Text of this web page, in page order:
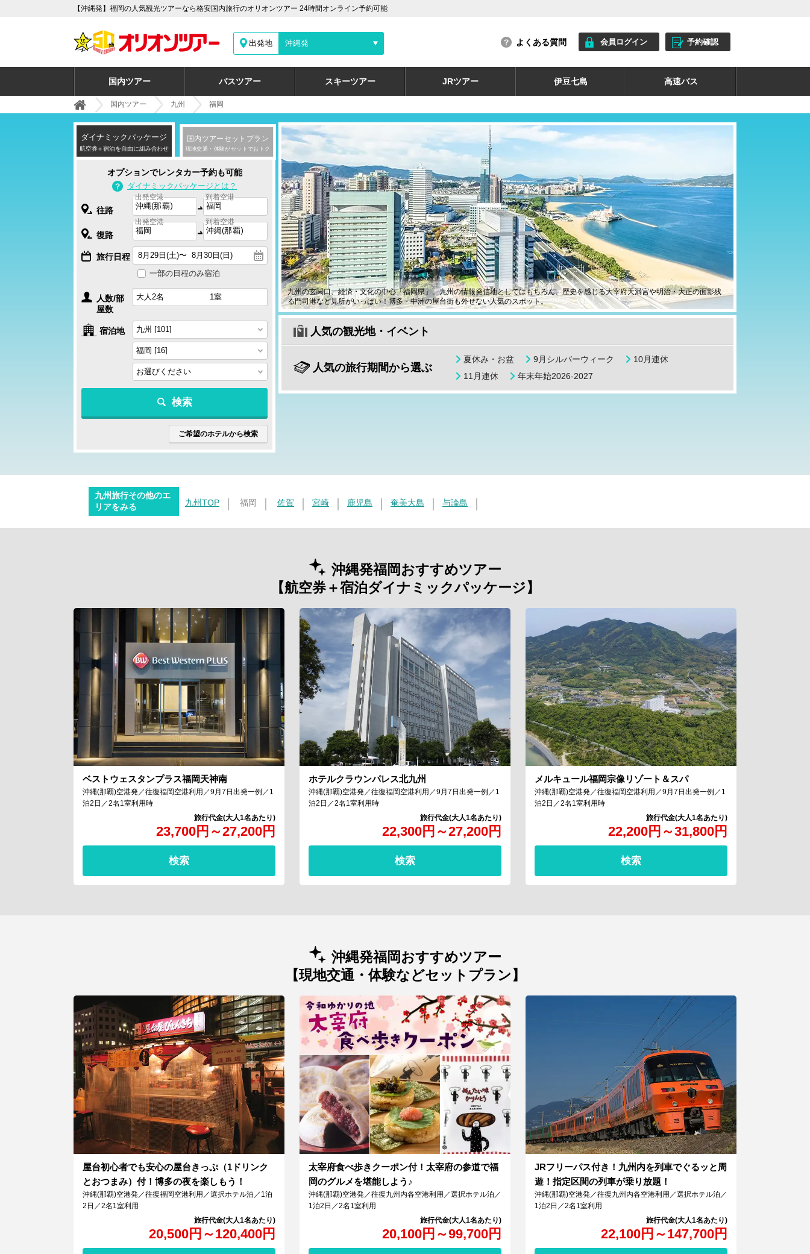
【沖縄発】福岡の人気観光ツアーなら格安国内旅行のオリオンツアー 24時間オンライン予約可能
出発地 沖縄発 よくある質問 会員ログイン 予約確認
国内ツアー バスツアー スキーツアー JRツアー 伊豆七島 高速バス
国内ツアー 九州 福岡
九州の玄関口、経済・文化の中心「福岡県」。九州の情報発信地としてはもちろん、歴史を感じる大宰府天満宮や明治・大正の面影残
る門司港など見所がいっぱい！博多・中洲の屋台街も外せない人気のスポット。
人気の観光地・イベント
人気の旅行期間から選ぶ
夏休み・お盆 9月シルバーウィーク
10月連休
11月連休
年末年始2026-2027
ダイナミックパッケージ
航空券＋宿泊を自由に組み合わせ
国内ツアー セットプラン
現地交通・体験がセットでおトク
オプションでレンタカー予約も可能
ダイナミックパッケージとは？
往路
出発空港 到着空港
復路
出発空港 到着空港
旅行日程
一部の日程のみ宿泊
人数/部
屋数
宿泊地
検索
ご希望のホテルから検索
九州旅行その他のエ
リアをみる
九州TOP 福岡 佐賀 宮崎 鹿児島 奄美大島 与論島
沖縄発福岡おすすめツアー
【航空券＋宿泊ダイナミックパッケージ】
ベストウェスタンプラス福岡天神南
23,700円 ～27,200円
沖縄(那覇)空港発／往復福岡空港利用／9月7日出発一例／1
泊2日／2名1室利用時
検索
ホテルクラウンパレス北九州
22,300円 ～27,200円
沖縄(那覇)空港発／往復福岡空港利用／9月7日出発一例／1
泊2日／2名1室利用時
検索
メルキュール福岡宗像リゾート＆スパ
22,200円 ～31,800円
沖縄(那覇)空港発／往復福岡空港利用／9月7日出発一例／1
泊2日／2名1室利用時
検索
沖縄発福岡おすすめツアー
【現地交通・体験などセットプラン】
屋台初心者でも安心の屋台きっぷ（1ドリンク
とおつまみ）付！博多の夜を楽しもう！
20,500円 ～120,400円
沖縄(那覇)空港発／往復福岡空港利用／選択ホテル泊／1泊
2日／2名1室利用
太宰府食べ歩きクーポン付！太宰府の参道で福
岡のグルメを堪能しよう♪
20,100円 ～99,700円
沖縄(那覇)空港発／往復九州内各空港利用／選択ホテル泊／
1泊2日／2名1室利用
JRフリーパス付き！九州内を列車でぐるッと周
遊！指定区間の列車が乗り放題！
22,100円 ～147,700円
沖縄(那覇)空港発／往復九州内各空港利用／選択ホテル泊／
1泊2日／2名1室利用